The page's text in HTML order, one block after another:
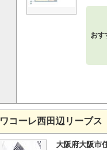
おす
ワコーレ西田辺リーブス
大阪府大阪市